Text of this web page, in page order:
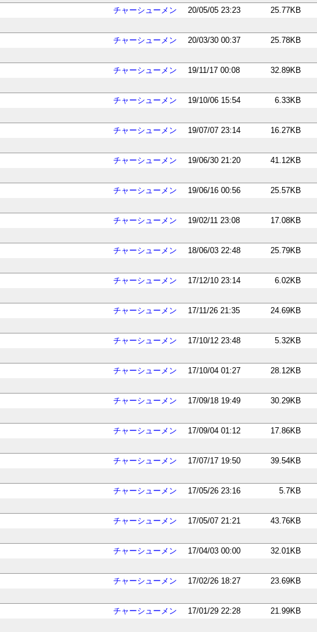
チャーシューメン 20/05/05 23:23 25.77KB
チャーシューメン 20/03/30 00:37 25.78KB
チャーシューメン 19/11/17 00:08 32.89KB
チャーシューメン 19/10/06 15:54 6.33KB
チャーシューメン 19/07/07 23:14 16.27KB
チャーシューメン 19/06/30 21:20 41.12KB
チャーシューメン 19/06/16 00:56 25.57KB
チャーシューメン 19/02/11 23:08 17.08KB
チャーシューメン 18/06/03 22:48 25.79KB
チャーシューメン 17/12/10 23:14 6.02KB
チャーシューメン 17/11/26 21:35 24.69KB
チャーシューメン 17/10/12 23:48 5.32KB
チャーシューメン 17/10/04 01:27 28.12KB
チャーシューメン 17/09/18 19:49 30.29KB
チャーシューメン 17/09/04 01:12 17.86KB
チャーシューメン 17/07/17 19:50 39.54KB
チャーシューメン 17/05/26 23:16 5.7KB
チャーシューメン 17/05/07 21:21 43.76KB
チャーシューメン 17/04/03 00:00 32.01KB
チャーシューメン 17/02/26 18:27 23.69KB
チャーシューメン 17/01/29 22:28 21.99KB